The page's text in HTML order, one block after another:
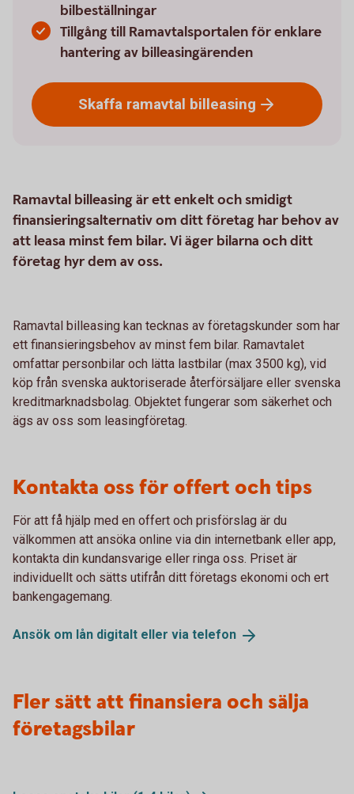
bilbeställningar
Tillgång till Ramavtalsportalen för enklare
hantering av billeasingärenden
Skaffa ramavtal billeasing
Ramavtal billeasing är ett enkelt och smidigt
finansieringsalternativ om ditt företag har behov av
att leasa minst fem bilar. Vi äger bilarna och ditt
företag hyr dem av oss.
Ramavtal billeasing kan tecknas av företagskunder som har
ett finansieringsbehov av minst fem bilar. Ramavtalet
omfattar personbilar och lätta lastbilar (max 3500 kg), vid
köp från svenska auktoriserade återförsäljare eller svenska
kreditmarknadsbolag. Objektet fungerar som säkerhet och
ägs av oss som leasingföretag.
Kontakta oss för offert och tips
För att få hjälp med en offert och prisförslag är du
välkommen att ansöka online via din internetbank eller app,
kontakta din kundansvarige eller ringa oss. Priset är
individuellt och sätts utifrån ditt företags ekonomi och ert
bankengagemang.
Ansök om lån digitalt eller via telefon
Fler sätt att finansiera och sälja
företagsbilar